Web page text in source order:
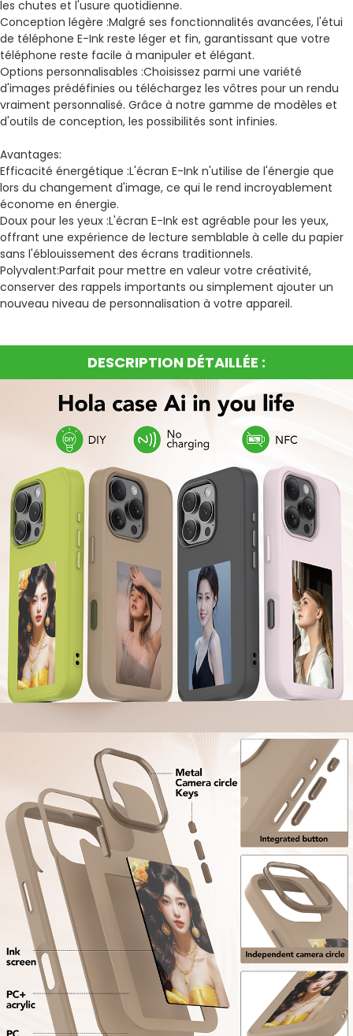
les chutes et l'usure quotidienne.
Conception légère :Malgré ses fonctionnalités avancées, l'étui
de téléphone E-Ink reste léger et fin, garantissant que votre
téléphone reste facile à manipuler et élégant.
Options personnalisables :Choisissez parmi une variété
d'images prédéfinies ou téléchargez les vôtres pour un rendu
vraiment personnalisé. Grâce à notre gamme de modèles et
d'outils de conception, les possibilités sont infinies.
Avantages:
Efficacité énergétique :L'écran E-Ink n'utilise de l'énergie que
lors du changement d'image, ce qui le rend incroyablement
économe en énergie.
Doux pour les yeux :L'écran E-Ink est agréable pour les yeux,
offrant une expérience de lecture semblable à celle du papier
sans l'éblouissement des écrans traditionnels.
Polyvalent:Parfait pour mettre en valeur votre créativité,
conserver des rappels importants ou simplement ajouter un
nouveau niveau de personnalisation à votre appareil.
DESCRIPTION DÉTAILLÉE :